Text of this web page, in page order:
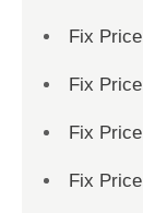
Fix Price
Fix Price
Fix Price
Fix Price